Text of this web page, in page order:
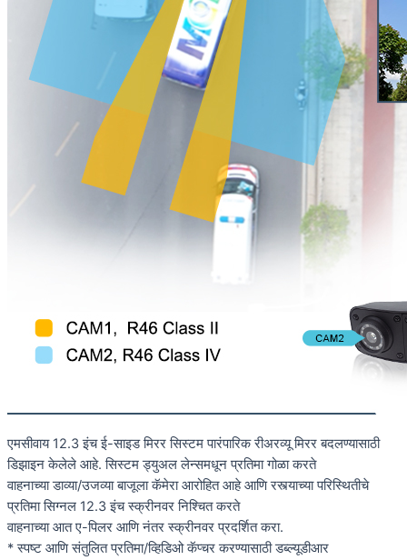
एमसीवाय 12.3 इंच ई-साइड मिरर सिस्टम पारंपारिक रीअरव्यू मिरर बदलण्यासाठी
डिझाइन केलेले आहे. सिस्टम ड्युअल लेन्समधून प्रतिमा गोळा करते
वाहनाच्या डाव्या/उजव्या बाजूला कॅमेरा आरोहित आहे आणि रस्त्याच्या परिस्थितीचे
प्रतिमा सिग्नल 12.3 इंच स्क्रीनवर निश्चित करते
वाहनाच्या आत ए-पिलर आणि नंतर स्क्रीनवर प्रदर्शित करा.
* स्पष्ट आणि संतुलित प्रतिमा/व्हिडिओ कॅप्चर करण्यासाठी डब्ल्यूडीआर